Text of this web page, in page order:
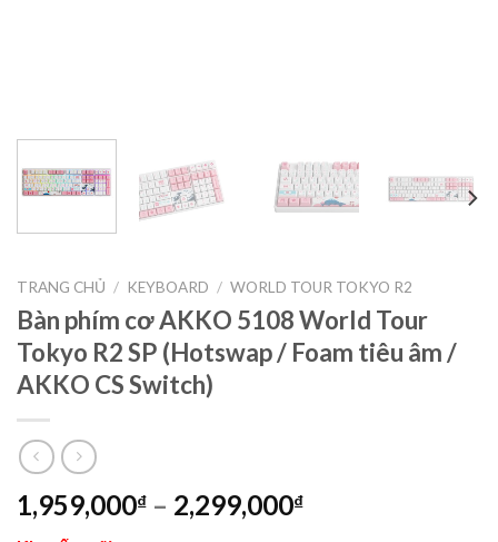
TRANG CHỦ / KEYBOARD / WORLD TOUR TOKYO R2
Bàn phím cơ AKKO 5108 World Tour
Tokyo R2 SP (Hotswap / Foam tiêu âm /
AKKO CS Switch)
1,959,000₫ – 2,299,000₫